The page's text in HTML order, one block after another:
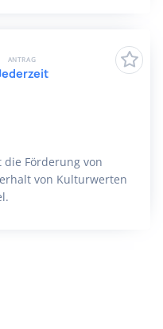
Förderung von
von Kulturwerten
ANTRAG